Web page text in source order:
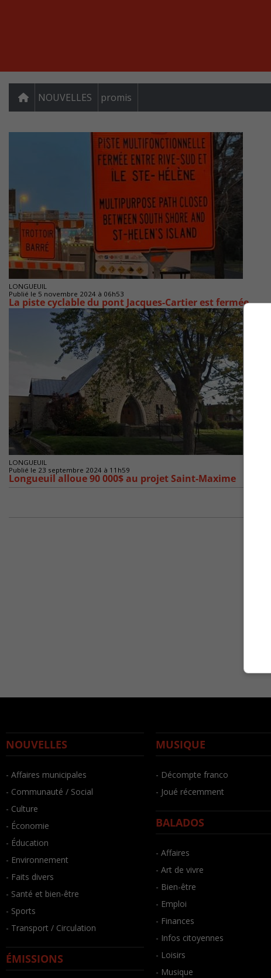
NOUVELLES promis
LONGUEUIL
Publié le 5 novembre 2024 à 06h53
La piste cyclable du pont Jacques-Cartier est fermée
LONGUEUIL
Publié le 23 septembre 2024 à 11h59
Longueuil alloue 90 000$ au projet Saint-Maxime
NOUVELLES
- Affaires municipales
- Communauté / Social
- Culture
- Économie
- Éducation
- Environnement
- Faits divers
- Santé et bien-être
- Sports
- Transport / Circulation
ÉMISSIONS
MUSIQUE
- Décompte franco
- Joué récemment
BALADOS
- Affaires
- Art de vivre
- Bien-être
- Emploi
- Finances
- Infos citoyennes
- Loisirs
- Musique